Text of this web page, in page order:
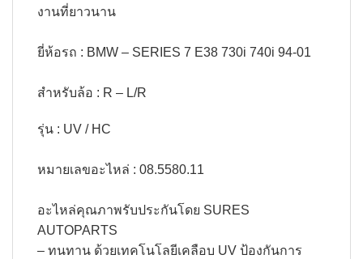
งานที่ยาวนาน​
ยี่ห้อรถ : BMW – SERIES 7 E38 730i 740i 94-01
สำหรับล้อ : R – L/R​
รุ่น : UV / HC
หมายเลขอะไหล่ : 08.5580.11
อะไหล่คุณภาพรับประกันโดย SURES
AUTOPARTS​
– ทนทาน ด้วยเทคโนโลยีเคลือบ UV ป้องกันการ